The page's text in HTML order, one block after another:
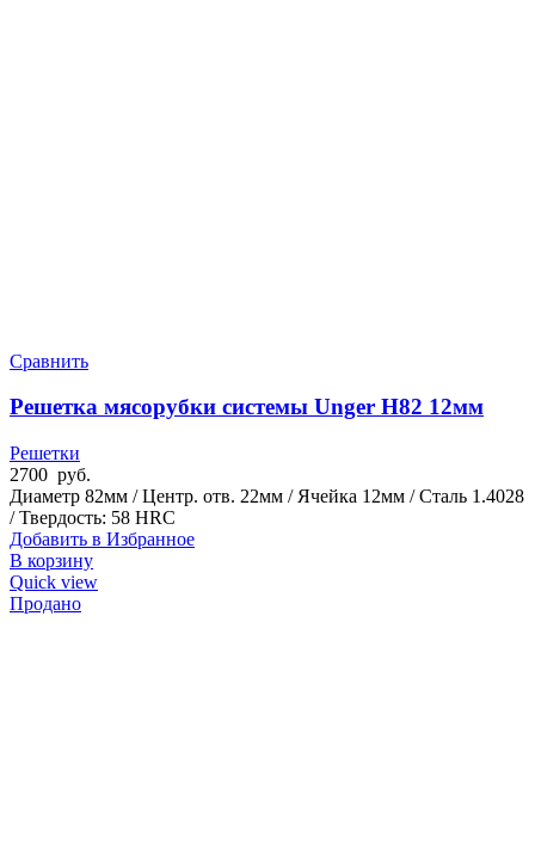
Сравнить
Решетка мясорубки системы Unger H82 12мм
Решетки
2700 руб.
Диаметр 82мм / Центр. отв. 22мм / Ячейка 12мм / Сталь 1.4028
/ Твердость: 58 HRC
Добавить в Избранное
В корзину
Quick view
Продано